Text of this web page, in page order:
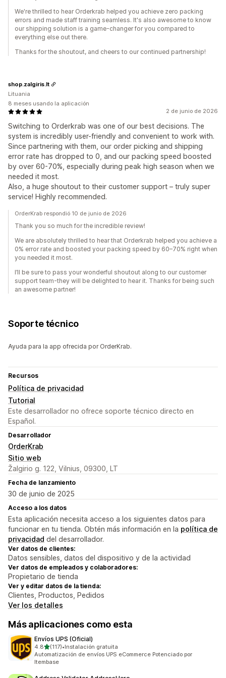
We're thrilled to hear Orderkrab helped you achieve zero packing
errors and made staff training seamless. It's also awesome to know
our shipping solution is a game-changer for you compared to
everything else out there.
Thanks for the shoutout, and cheers to our continued partnership!
2 de junio de 2026
Switching to Orderkrab was one of our best decisions. The
system is incredibly user-friendly and convenient to work with.
Since partnering with them, our order picking and shipping
error rate has dropped to 0, and our packing speed boosted
by over 60-70%, especially during peak high season when we
needed it most.
Also, a huge shoutout to their customer support – truly super
service! Highly recommended.
shop.zalgiris.lt
Lituania
8 meses usando la aplicación
OrderKrab respondió 10 de junio de 2026
Thank you so much for the incredible review!
We are absolutely thrilled to hear that Orderkrab helped you achieve a
0% error rate and boosted your packing speed by 60–70% right when
you needed it most.
I’ll be sure to pass your wonderful shoutout along to our customer
support team-they will be delighted to hear it. Thanks for being such
an awesome partner!
Soporte técnico
Ayuda para la app ofrecida por OrderKrab.
Recursos
Política de privacidad
Tutorial
Este desarrollador no ofrece soporte técnico directo en
Español.
Desarrollador
OrderKrab
Sitio web
Žalgirio g. 122, Vilnius, 09300, LT
Fecha de lanzamiento
30 de junio de 2025
Acceso a los datos
Esta aplicación necesita acceso a los siguientes datos para
funcionar en tu tienda. Obtén más información en la política de
privacidad del desarrollador.
Ver datos de clientes:
Datos sensibles, datos del dispositivo y de la actividad
Ver datos de empleados y colaboradores:
Propietario de tienda
Ver y editar datos de la tienda:
Clientes, Productos, Pedidos
Ver los detalles
Más aplicaciones como esta
Envíos UPS (Oficial)
4.8de 5 estrellas
(117)
117 reseñas en total
•Instalación gratuita
Automatización de envíos UPS eCommerce Potenciado por
Itembase